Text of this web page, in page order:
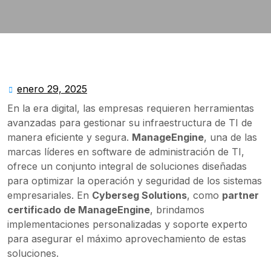
enero 29, 2025
29,
2025
En la era digital, las empresas requieren herramientas
avanzadas para gestionar su infraestructura de TI de
manera eficiente y segura. ManageEngine, una de las
marcas líderes en software de administración de TI,
ofrece un conjunto integral de soluciones diseñadas
para optimizar la operación y seguridad de los sistemas
empresariales. En Cyberseg Solutions, como partner
certificado de ManageEngine, brindamos
implementaciones personalizadas y soporte experto
para asegurar el máximo aprovechamiento de estas
soluciones.